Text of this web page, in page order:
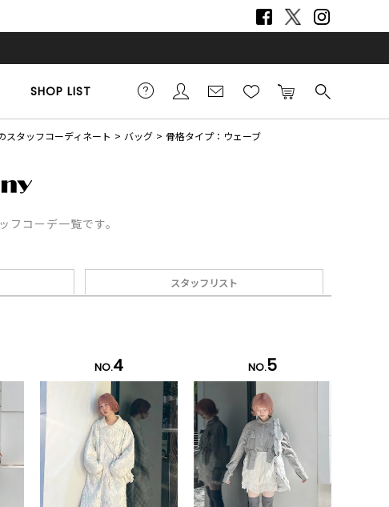
SHOP LIST
スタッフコーディネート バッグ 骨格タイプ：ウェーブ
コーデ一覧です。
スタッフリスト
NO.4 NO.5